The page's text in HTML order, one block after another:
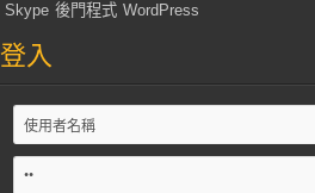
Skype 後門程式 WordPress
登入